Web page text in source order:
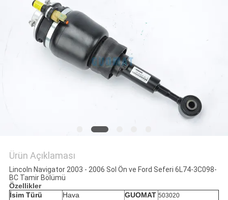
PRIVACY
POLICY
Ürün Açıklaması
Lincoln Navigator 2003 - 2006 Sol Ön ve Ford Seferi 6L74-3C098-
BC Tamir Bölümü
Özellikler
İsim Türü
Hava
GUOMAT 503020